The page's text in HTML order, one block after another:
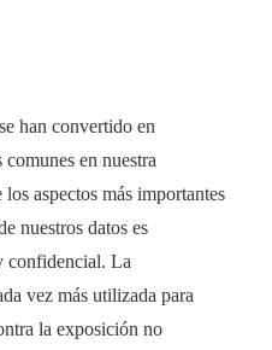
han convertido en
en nuestra
aspectos más importantes
nuestros datos es
confidencial. La
vez más utilizada para
la exposición no